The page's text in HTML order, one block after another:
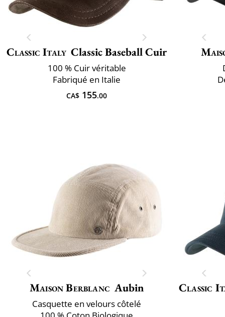
Classic Italy Classic Baseball Cuir
100 % Cuir véritable
Fabriqué en Italie
CA$ 155.00
Maison Berblanc Aubin
Casquette en velours côtelé
Classic